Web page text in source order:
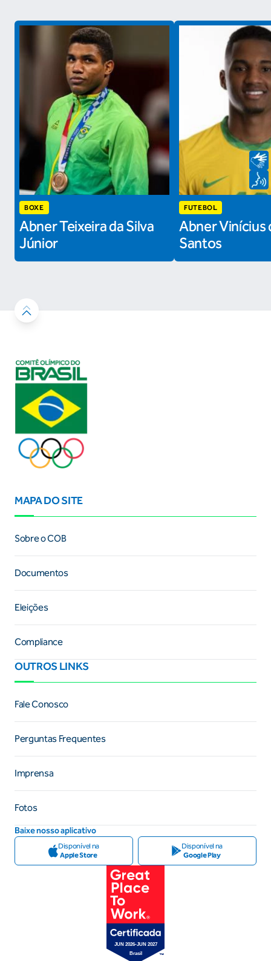
BOXE
Abner Teixeira da Silva
Júnior
FUTEBOL
Abner Vinícius
Santos
MAPA DO SITE
Sobre o COB
Documentos
Eleições
Compliance
OUTROS LINKS
Fale Conosco
Perguntas Frequentes
Imprensa
Fotos
Baixe nosso aplicativo
Disponível na
Apple Store
Disponível na
Google Play